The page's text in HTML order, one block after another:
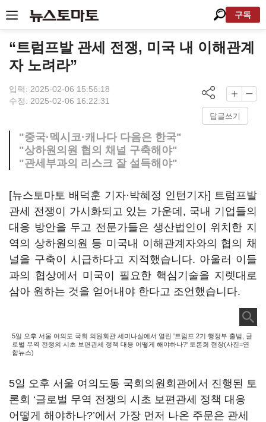
구독
“트럼프발 관세 전쟁, 미국 내 이해관계
자 노려라”
입력: 2025-02-06 15:56:18
수정: 2025-02-06 16:22:31
답글쓰기
"중국·멕시코·캐나다 다음은 한국"
"상하원의원 협의 채널 구축해야"
"관세부과의 리스크 잘 설득해야"
[뉴스토마토 배덕훈 기자·박혜정 인턴기자] 트럼프발
관세 전쟁이 가시화되고 있는 가운데, 국내 기업들의
대응 방안을 두고 전문가들은 생산법인이 위치한 지
역의 상하원의원 등 미국내 이해관계자와의 협의 채
널을 구축이 시급하다고 지적했습니다. 아울러 이들
과의 협상에서 미국이 필요한 핵심기술을 지렛대로
삼아 원하는 것을 얻어내야 한다고 조언했습니다.
5일 오후 서울 여의도 국회 의원회관 세미나실에서 열린 '트럼프 2기 행정부 출범, 글
로벌 무역 전쟁의 시초 보편관세 정책 대응 어떻게 해야하나?' 토론회 현장(사진=연
합뉴스)
5일 오후 서울 여의도동 국회의원회관에서 진행된 토
론회 ‘글로벌 무역 전쟁의 시초 보편관세 정책 대응
어떻게 해야하나?’에서 가장 먼저 나온 주문은 관세